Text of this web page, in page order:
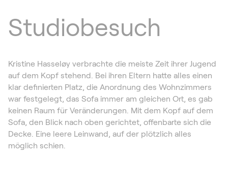
Studiobesuch
Kristine Hasseløy verbrachte die meiste Zeit ihrer Jugend
auf dem Kopf stehend. Bei ihren Eltern hatte alles einen
klar definierten Platz, die Anordnung des Wohnzimmers
war festgelegt, das Sofa immer am gleichen Ort, es gab
keinen Raum für Veränderungen. Mit dem Kopf auf dem
Sofa, den Blick nach oben gerichtet, offenbarte sich die
Decke. Eine leere Leinwand, auf der plötzlich alles
möglich schien.